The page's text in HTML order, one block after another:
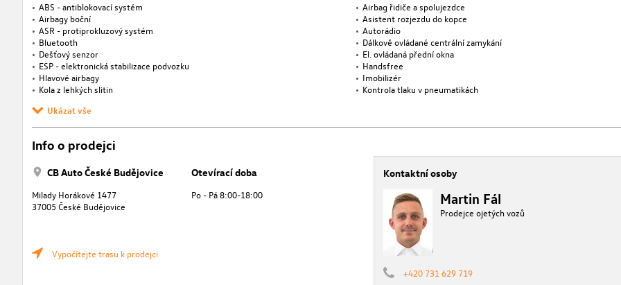
ABS - antiblokovací systém
Airbag řidiče a spolujezdce
Airbagy boční
Asistent rozjezdu do kopce
ASR - protiprokluzový systém
Autorádio
Bluetooth
Dálkově ovládané centrální zamykání
Dešťový senzor
El. ovládaná přední okna
ESP - elektronická stabilizace podvozku
Handsfree
Hlavové airbagy
Imobilizér
Kola z lehkých slitin
Kontrola tlaku v pneumatikách
Ukázat vše
Info o prodejci
CB Auto České Budějovice
Milady Horákové 1477
37005 České Budějovice
Vypočítejte trasu k prodejci
Otevírací doba
Po - Pá 8:00-18:00
Kontaktní osoby
Martin Fál
Prodejce ojetých vozů
+420 731 629 719